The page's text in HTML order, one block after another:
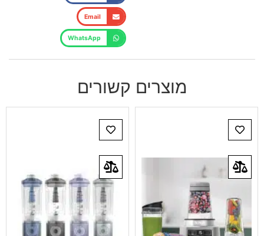
Email
WhatsApp
מוצרים קשורים